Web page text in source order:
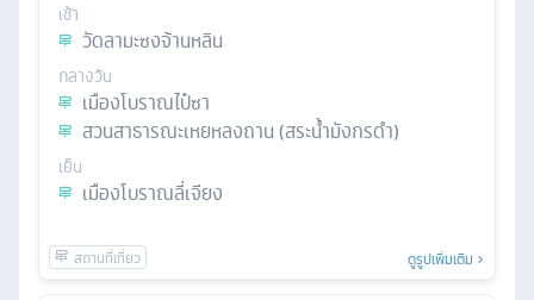
เช้า
วัดลามะซงจ้านหลิน
กลางวัน
เมืองโบราณไป๋ซา
สวนสาธารณะเหยหลงถาน (สระน้ำมังกรดำ)
เย็น
เมืองโบราณลี่เจียง
ดูรูปเพิ่มเติม